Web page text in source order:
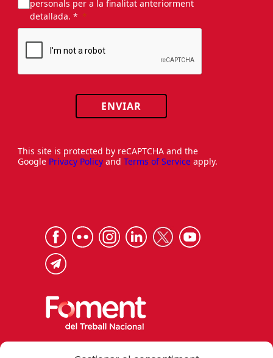
personals per a la finalitat anteriorment
detallada. *
ENVIAR
This site is protected by reCAPTCHA and the
Google Privacy Policy and Terms of Service apply.